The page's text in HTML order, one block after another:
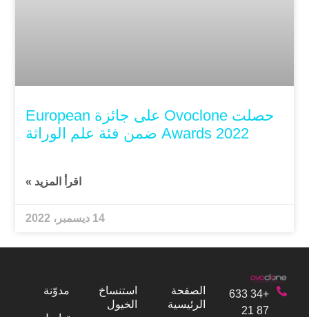
حصلت Ovoclone على جائزة European
Awards 2022 ضمن فئة علم الوراثة
اقرأ المزيد »
14 ديسمبر، 2022
+34 633
87 21
الصفحة
الرئيسية
استنساخ
الخيول
مدوّنة